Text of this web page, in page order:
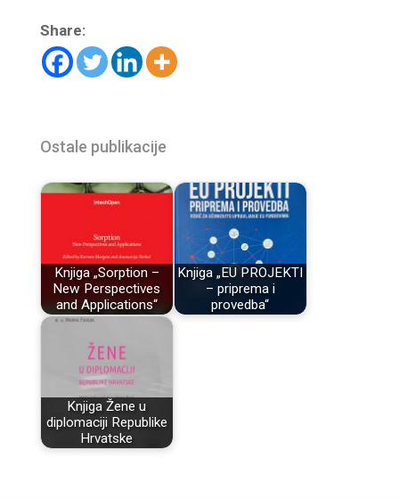
Share:
Ostale publikacije
Knjiga „Sorption –
New Perspectives
and Applications“
Knjiga „EU PROJEKTI
– priprema i
provedba“
Knjiga Žene u
diplomaciji Republike
Hrvatske